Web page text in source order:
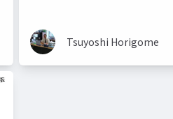
Tsuyoshi Horigome